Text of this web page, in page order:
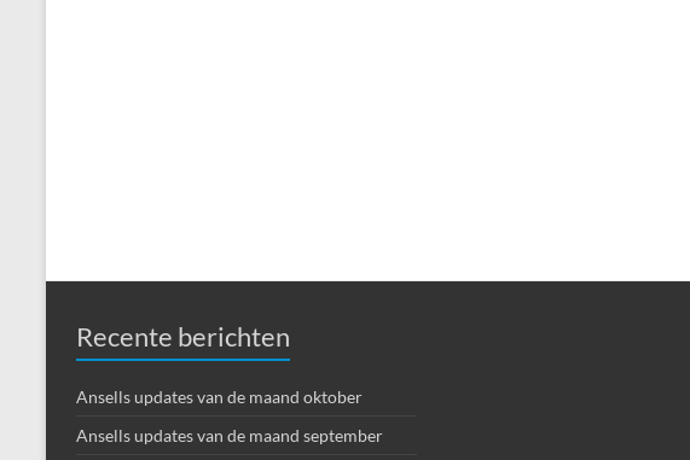
Recente berichten
Ansells updates van de maand oktober
Ansells updates van de maand september